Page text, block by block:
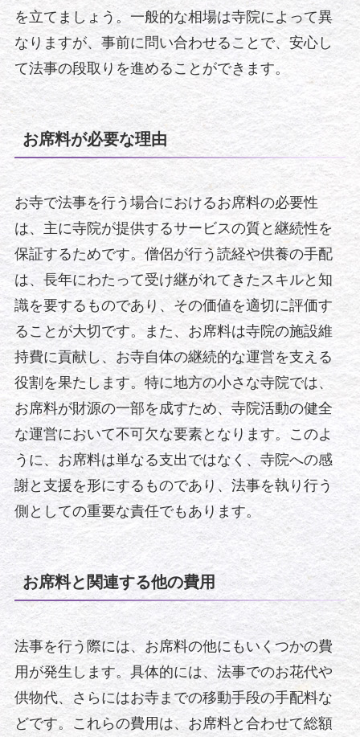
を立てましょう。一般的な相場は寺院によって異
なりますが、事前に問い合わせることで、安心し
て法事の段取りを進めることができます。
お席料が必要な理由
お寺で法事を行う場合におけるお席料の必要性
は、主に寺院が提供するサービスの質と継続性を
保証するためです。僧侶が行う読経や供養の手配
は、長年にわたって受け継がれてきたスキルと知
識を要するものであり、その価値を適切に評価す
ることが大切です。また、お席料は寺院の施設維
持費に貢献し、お寺自体の継続的な運営を支える
役割を果たします。特に地方の小さな寺院では、
お席料が財源の一部を成すため、寺院活動の健全
な運営において不可欠な要素となります。このよ
うに、お席料は単なる支出ではなく、寺院への感
謝と支援を形にするものであり、法事を執り行う
側としての重要な責任でもあります。
お席料と関連する他の費用
法事を行う際には、お席料の他にもいくつかの費
用が発生します。具体的には、法事でのお花代や
供物代、さらにはお寺までの移動手段の手配料な
どです。これらの費用は、お席料と合わせて総額